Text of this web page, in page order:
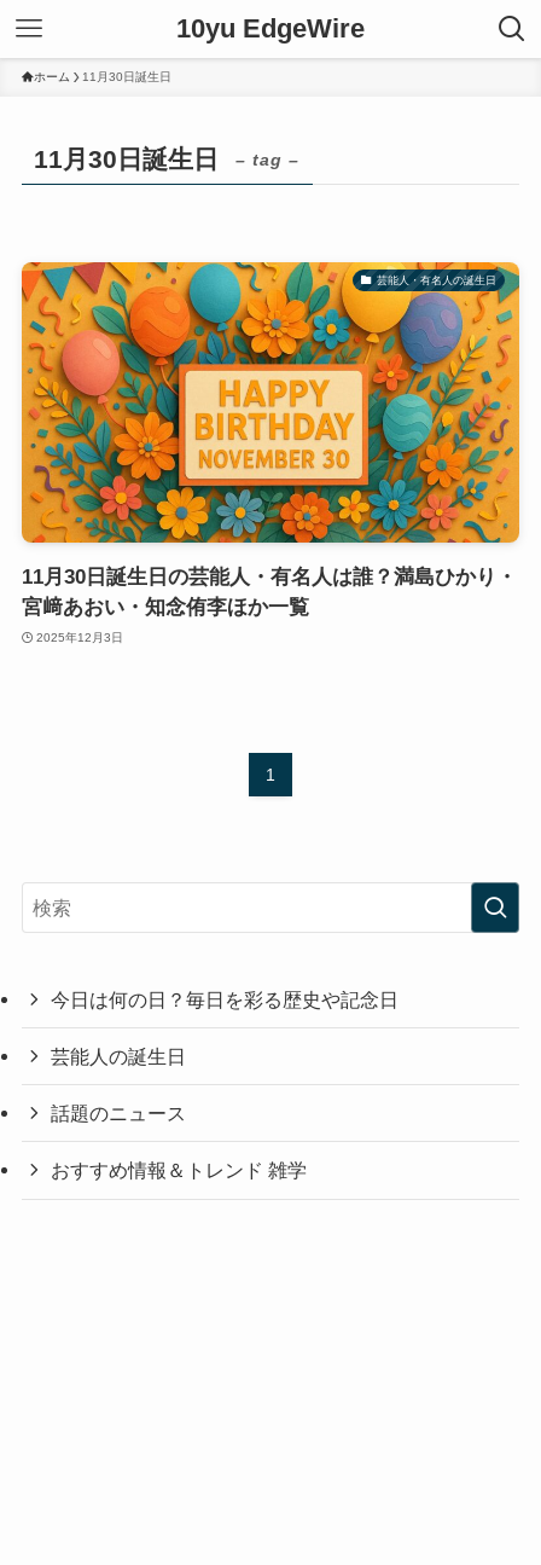
10yu EdgeWire
ホーム 11月30日誕生日
11月30日誕生日 – tag –
芸能人・有名人の誕生日
11月30日誕生日の芸能人・有名人は誰？満島ひかり・
宮﨑あおい・知念侑李ほか一覧
2025年12月3日
1
今日は何の日？毎日を彩る歴史や記念日
芸能人の誕生日
話題のニュース
おすすめ情報＆トレンド 雑学